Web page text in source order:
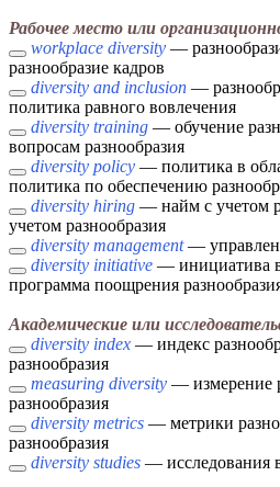
Рабочее место или
workplace diversity —
разнообразие кадров
diversity and inclusion —
политика равного вовлечения
diversity training — обучение
вопросам разнообразия
diversity policy — политика в
политика по обеспечению
diversity hiring — найм с учетом
учетом разнообразия
diversity management—
diversity initiative — инициатива в
программа поощрения
Академические или
diversity index — индекс
разнообразия
measuring diversity — измерение
разнообразия
diversity metrics — метрики
разнообразия
diversity studies — исследования